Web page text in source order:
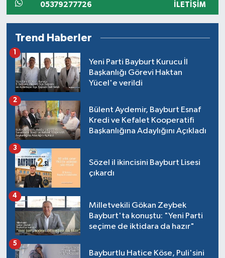
05379277726 İLETIŞIM
Trend Haberler
Yeni Parti Bayburt Kurucu İl
Başkanlığı Görevi Haktan
Yücel'e verildi
1
Bülent Aydemir, Bayburt Esnaf
Kredi ve Kefalet Kooperatifi
Başkanlığına Adaylığını Açıkladı
2
Sözel il ikincisini Bayburt Lisesi
çıkardı
3
Milletvekili Gökan Zeybek
Bayburt'ta konuştu: "Yeni Parti
seçime de iktidara da hazır"
4
Bayburtlu Hatice Köse, Puli'sini
5